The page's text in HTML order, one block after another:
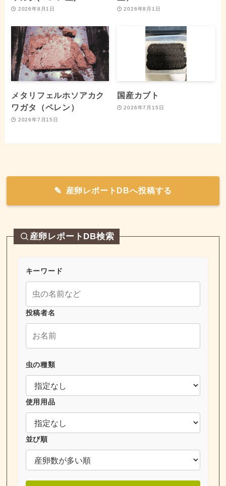
2026年8月1日 2026年8月1日
メタリフェルホソアカク
ワガタ（ペレン）
2026年7月15日
国産カブト
2026年7月15日
産卵レポートDBへ投稿する
産卵レポートDB検索
キーワード
投稿者名
虫の種類
使用用品
並び順